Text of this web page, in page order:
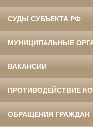
СУДЫ СУБЪЕКТА РФ
МУНИЦИПАЛЬНЫЕ
ВАКАНСИИ
ПРОТИВОДЕЙСТВИЕ
ОБРАЩЕНИЯ ГРАЖДАН